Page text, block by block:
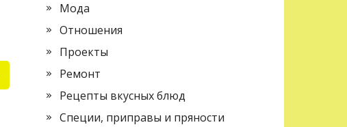
Мода
Отношения
Проекты
Ремонт
Рецепты вкусных блюд
Специи, приправы и пряности